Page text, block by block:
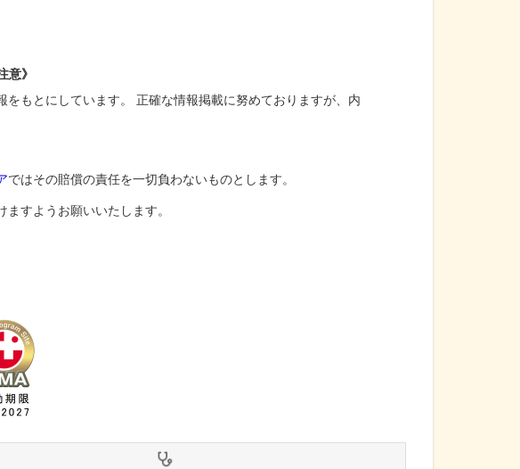
意》
をもとにしています。 正確な情報掲載に努めておりますが、内
ではその賠償の責任を一切負わないものとします。
すようお願いいたします。